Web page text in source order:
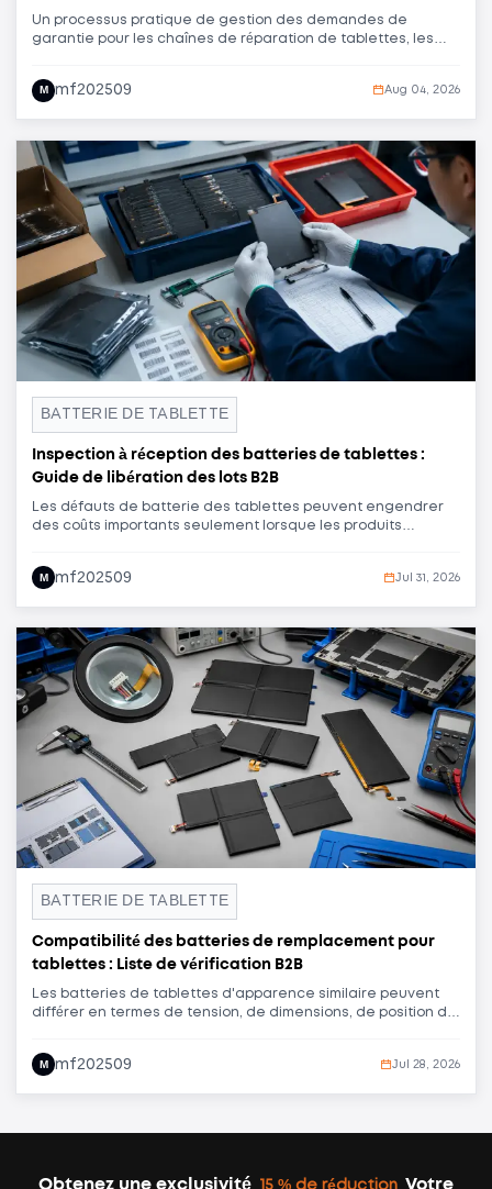
entreprises
Un processus pratique de gestion des demandes de
garantie pour les chaînes de réparation de tablettes, les
acheteurs de batteries de marque privée. Découvrez
comment recueillir des preuves fiables, distinguer les
parvenir à des solutions commerciales cohérentes.
M mf202509 Aug 04, 2026
BATTERIE DE TABLETTE
Inspection à réception des batteries de tablettes :
Guide de libération des lots B2B
Les défauts de batterie des tablettes peuvent engendrer
des coûts importants seulement lorsque les produits
reconditionnement. Ce guide aide les acheteurs B2B à
mettre en place un processus d'inspection à réception
et la validation des lots.
M mf202509 Jul 31, 2026
BATTERIE DE TABLETTE
Compatibilité des batteries de remplacement pour
tablettes : Liste de vérification B2B
Les batteries de tablettes d'apparence similaire peuvent
différer en termes de tension, de dimensions, de position du
conception de la protection et de compatibilité avec les
appareils. Cette liste de vérification aide les centres de
M mf202509 Jul 28, 2026
Obtenez une exclusivité 15 % de réduction Votre